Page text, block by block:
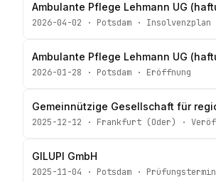
Ambulante Pflege Lehmann UG
2026-04-02 · Potsdam · Insolvenzplan
Ambulante Pflege Lehmann UG
2026-01-28 · Potsdam · Eröffnung
Gemeinnützige Gesellschaft für
2025-12-12 · Frankfurt (Oder) ·
GILUPI GmbH
2025-11-04 · Potsdam · Prüfungstermin